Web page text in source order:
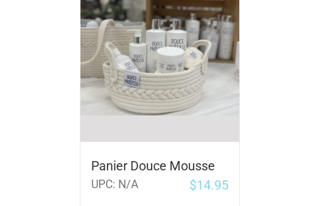
Panier Douce Mousse
UPC: N/A $14.95